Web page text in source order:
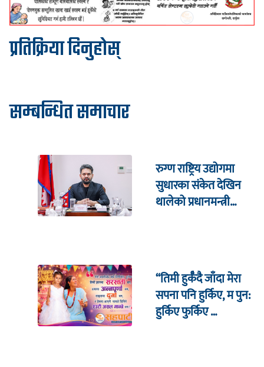
प्रतिक्रिया दिनुहोस्
सम्बन्धित समाचार
रुग्ण राष्ट्रिय उद्योगमा
सुधारका संकेत देखिन
थालेको प्रधानमन्त्री
“तिमी हुर्कँदै जाँदा मेरा
सपना पनि हुर्किए, म पुन:
हुर्किए फुर्किए …